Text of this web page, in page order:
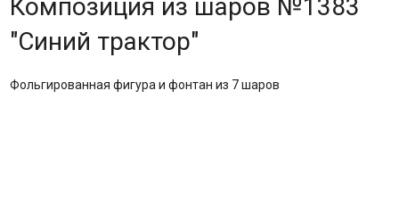
Композиция из шаров №1383
"Синий трактор"
Фольгированная фигура и фонтан из 7 шаров